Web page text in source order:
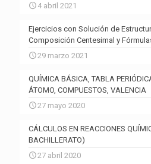
4 abril 2021
Ejercicios con Solución de
Composición Centesimal y
29 marzo 2021
QUÍMICA BÁSICA, TABLA
ÁTOMO, COMPUESTOS, VALENCIA
27 mayo 2020
CÁLCULOS EN REACCIONES
BACHILLERATO)
27 abril 2020